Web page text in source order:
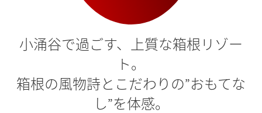
小涌谷で過ごす、上質な箱根リゾー
ト。
箱根の風物詩とこだわりの”おもてな
し”を体感。